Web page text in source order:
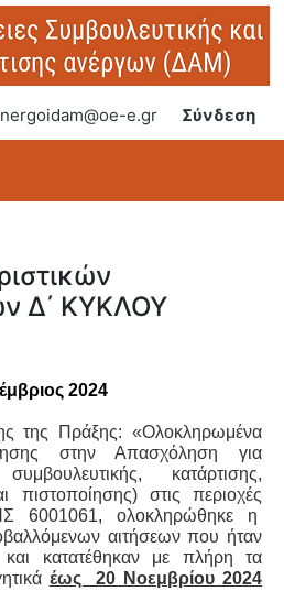
e.gr Σύνδεση
Δ΄ ΚΥΚΛΟΥ
2024
της Πράξης: «Ολοκληρωμένα
στην Απασχόληση για
κατάρτισης,
πιστοποίησης) στις περιοχές
6001061, ολοκληρώθηκε η
αιτήσεων που ήταν
κατατέθηκαν με πλήρη τα
έως 20 Νοεμβρίου 2024